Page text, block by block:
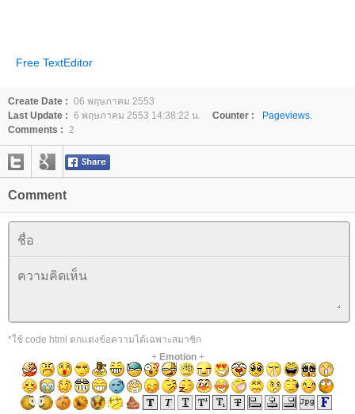
Free TextEditor
Create Date : 06 พฤษภาคม 2553
Last Update : 6 พฤษภาคม 2553 14:38:22 น. Counter :
Pageviews.
Comments : 2
Comment
*ใช้ code html ตกแต่งข้อความได้เฉพาะสมาชิก
+ Emotion+